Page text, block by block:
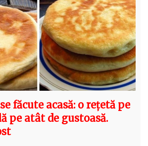
făcute acasă: o rețetă pe
pe atât de gustoasă.